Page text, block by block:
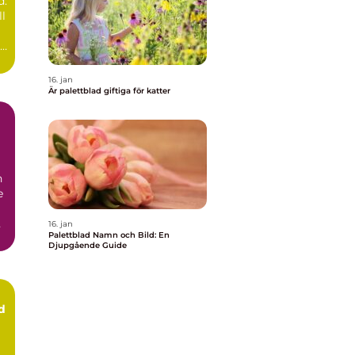
16. jan
Är palettblad giftiga för katter
16. jan
Palettblad Namn och Bild: En
Djupgående Guide